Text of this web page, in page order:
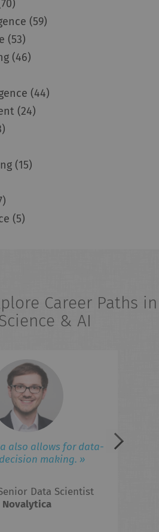
(59)
(53)
(46)
(44)
(24)
(15)
(5)
Career Paths in
& AI
also allows for data-
making. »
Data Scientist
Novalytica